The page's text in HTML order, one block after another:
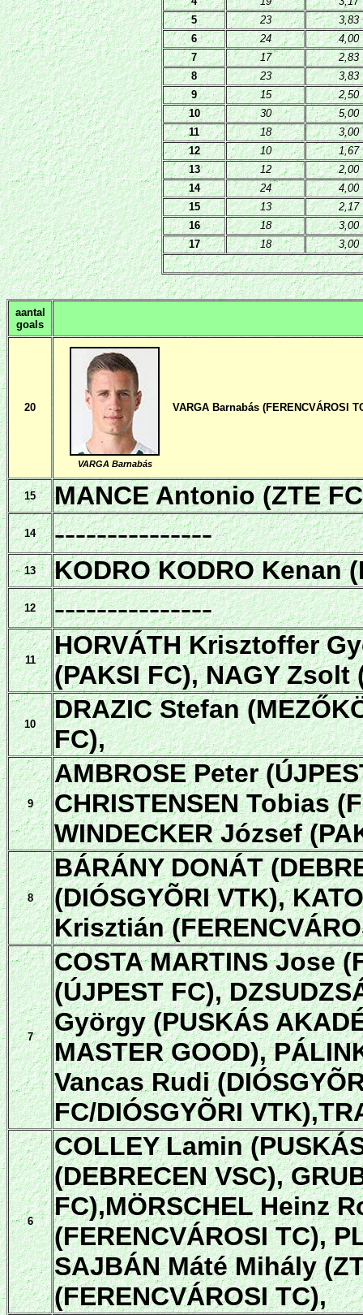
5
23
3,83
6
24
4,00
7
17
2,83
8
23
3,83
9
15
2,50
10
30
5,00
11
18
3,00
12
10
1,67
13
12
2,00
14
24
4,00
15
13
2,17
16
18
3,00
17
18 3,00
aantal
goals
20
VARGA Barnabás
VARGA Barnabás (FERENCVÁROSI
15 MANCE Antonio (ZTE
14 ---------------
13 KODRO KODRO Kenan
12 ---------------
11
HORVÁTH Krisztoffer
(PAKSI FC), NAGY Zsolt
10
DRAZIC Stefan
FC),
9
AMBROSE Peter
CHRISTENSEN Tobias
WINDECKER József
8
BÁRÁNY DONÁT
(DIÓSGYÕRI VTK),
Krisztián
7
COSTA MARTINS Jose
(ÚJPEST FC),
György (PUSKÁS
MASTER GOOD),
Vancas Rudi
FC/DIÓSGYÕRI
6
COLLEY Lamin
(DEBRECEN VSC),
FC),MÖRSCHEL Heinz
(FERENCVÁROSI TC),
SAJBÁN Máté Mihály
(FERENCVÁROSI TC),